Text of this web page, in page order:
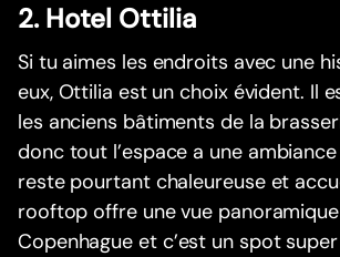
2. Hotel Ottilia
Si tu aimes les endroits avec une
eux, Ottilia est un choix évident. Il
les anciens bâtiments de la
donc tout l’espace a une
reste pourtant chaleureuse et
rooftop offre une vue
Copenhague et c’est un spot